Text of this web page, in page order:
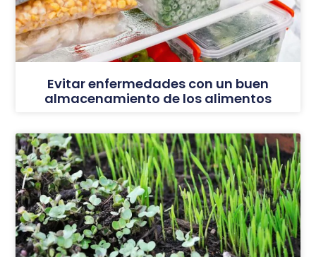
Evitar enfermedades con un buen
almacenamiento de los alimentos